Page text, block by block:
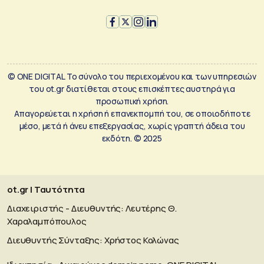
© ONE DIGITAL Το σύνολο του περιεχομένου και των υπηρεσιών
του ot.gr διατίθεται στους επισκέπτες αυστηρά για
προσωπική χρήση.
Απαγορεύεται η χρήση ή επανεκπομπή του, σε οποιοδήποτε
μέσο, μετά ή άνευ επεξεργασίας, χωρίς γραπτή άδεια του
εκδότη. © 2025
ot.gr | Ταυτότητα
Διαχειριστής - Διευθυντής: Λευτέρης Θ.
Χαραλαμπόπουλος
Διευθυντής Σύνταξης: Χρήστος Κολώνας